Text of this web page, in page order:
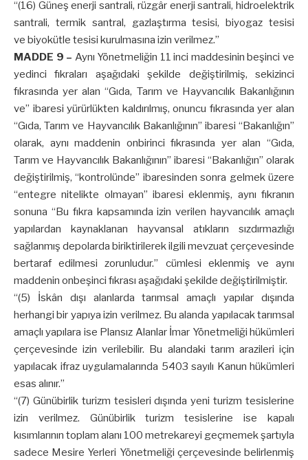
“(16) Güneş enerji santrali, rüzgâr enerji santrali, hidroelektrik
santrali, termik santral, gazlaştırma tesisi, biyogaz tesisi
ve biyokütle tesisi kurulmasına izin verilmez.”
MADDE 9 – Aynı Yönetmeliğin 11 inci maddesinin beşinci ve
yedinci fıkraları aşağıdaki şekilde değiştirilmiş, sekizinci
fıkrasında yer alan “Gıda, Tarım ve Hayvancılık Bakanlığının
ve” ibaresi yürürlükten kaldırılmış, onuncu fıkrasında yer alan
“Gıda, Tarım ve Hayvancılık Bakanlığının” ibaresi “Bakanlığın”
olarak, aynı maddenin onbirinci fıkrasında yer alan “Gıda,
Tarım ve Hayvancılık Bakanlığının” ibaresi “Bakanlığın” olarak
değiştirilmiş, “kontrolünde” ibaresinden sonra gelmek üzere
“entegre nitelikte olmayan” ibaresi eklenmiş, aynı fıkranın
sonuna “Bu fıkra kapsamında izin verilen hayvancılık amaçlı
yapılardan kaynaklanan hayvansal atıkların sızdırmazlığı
sağlanmış depolarda biriktirilerek ilgili mevzuat çerçevesinde
bertaraf edilmesi zorunludur.” cümlesi eklenmiş ve aynı
maddenin onbeşinci fıkrası aşağıdaki şekilde değiştirilmiştir.
“(5) İskân dışı alanlarda tarımsal amaçlı yapılar dışında
herhangi bir yapıya izin verilmez. Bu alanda yapılacak tarımsal
amaçlı yapılara ise Plansız Alanlar İmar Yönetmeliği hükümleri
çerçevesinde izin verilebilir. Bu alandaki tarım arazileri için
yapılacak ifraz uygulamalarında 5403 sayılı Kanun hükümleri
esas alınır.”
“(7) Günübirlik turizm tesisleri dışında yeni turizm tesislerine
izin verilmez. Günübirlik turizm tesislerine ise kapalı
kısımlarının toplam alanı 100 metrekareyi geçmemek şartıyla
sadece Mesire Yerleri Yönetmeliği çerçevesinde belirlenmiş